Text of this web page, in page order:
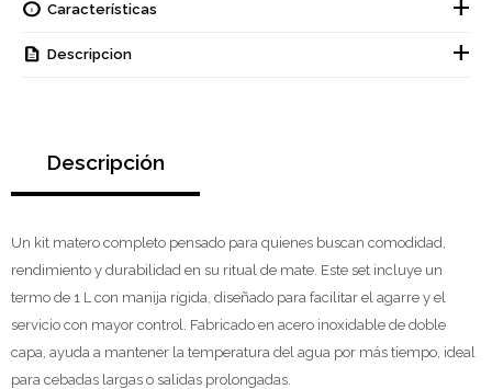
Características
Descripcion
Descripción
Un kit matero completo pensado para quienes buscan comodidad,
rendimiento y durabilidad en su ritual de mate. Este set incluye un
termo de 1 L con manija rígida, diseñado para facilitar el agarre y el
servicio con mayor control. Fabricado en acero inoxidable de doble
capa, ayuda a mantener la temperatura del agua por más tiempo, ideal
para cebadas largas o salidas prolongadas.